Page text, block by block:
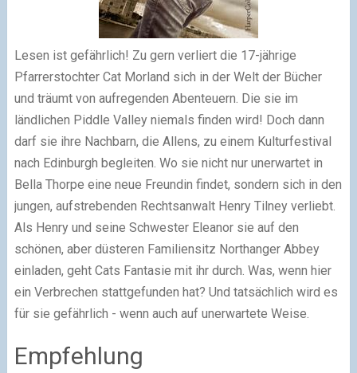
Lesen ist gefährlich! Zu gern verliert die 17-jährige
Pfarrerstochter Cat Morland sich in der Welt der Bücher
und träumt von aufregenden Abenteuern. Die sie im
ländlichen Piddle Valley niemals finden wird! Doch dann
darf sie ihre Nachbarn, die Allens, zu einem Kulturfestival
nach Edinburgh begleiten. Wo sie nicht nur unerwartet in
Bella Thorpe eine neue Freundin findet, sondern sich in den
jungen, aufstrebenden Rechtsanwalt Henry Tilney verliebt.
Als Henry und seine Schwester Eleanor sie auf den
schönen, aber düsteren Familiensitz Northanger Abbey
einladen, geht Cats Fantasie mit ihr durch. Was, wenn hier
ein Verbrechen stattgefunden hat? Und tatsächlich wird es
für sie gefährlich - wenn auch auf unerwartete Weise.
Empfehlung